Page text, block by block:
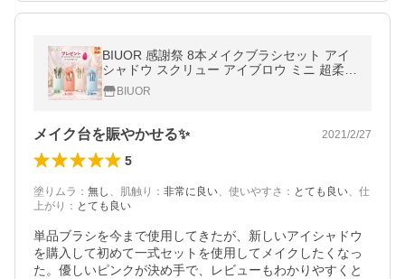
BIUOR 感謝祭 8本メイクブラシセット アイ
シャドウ スクリュー アイブロウ ミニ 超柔ら
かい 専用ポーチ
BIUOR
メイク台を賑やかせる✨ 2021/2/27
5
塗りムラ ： 無し 、 肌触り ： 非常に良い、 使いやすさ ： とても良い、 仕
上がり ： とても良い
単品ブラシを今まで使用してきたが、新しいアイシャドウ
を購入して初めて一式セットを使用してメイクしたくなっ
た。優しいピンクが決め手で、レビューもわかりやすくと